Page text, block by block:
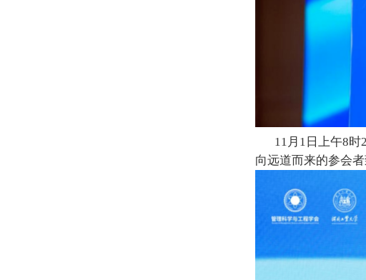
11月1日上午8
向远道而来的参会者